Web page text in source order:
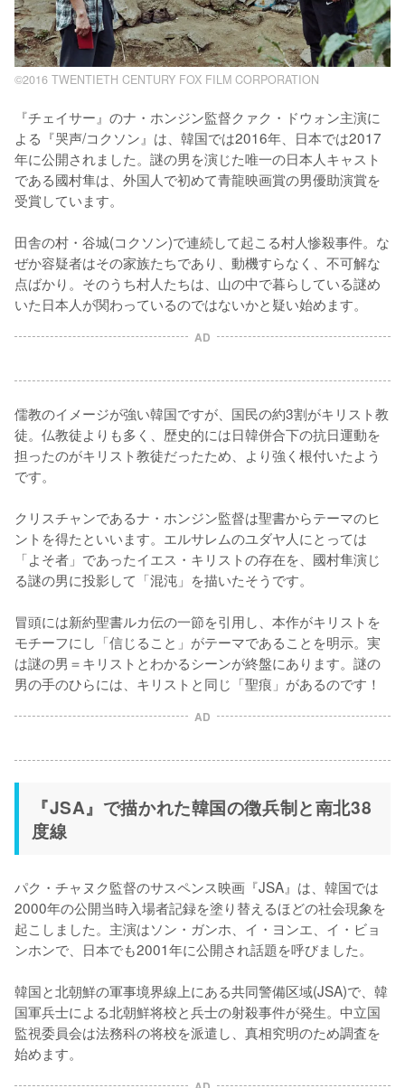
©2016 TWENTIETH CENTURY FOX FILM CORPORATION
『チェイサー』のナ・ホンジン監督クァク・ドウォン主演に
よる『哭声/コクソン』は、韓国では2016年、日本では2017
年に公開されました。謎の男を演じた唯一の日本人キャスト
である國村隼は、外国人で初めて青龍映画賞の男優助演賞を
受賞しています。
田舎の村・谷城(コクソン)で連続して起こる村人惨殺事件。な
ぜか容疑者はその家族たちであり、動機すらなく、不可解な
点ばかり。そのうち村人たちは、山の中で暮らしている謎め
いた日本人が関わっているのではないかと疑い始めます。
AD
儒教のイメージが強い韓国ですが、国民の約3割がキリスト教
徒。仏教徒よりも多く、歴史的には日韓併合下の抗日運動を
担ったのがキリスト教徒だったため、より強く根付いたよう
です。
クリスチャンであるナ・ホンジン監督は聖書からテーマのヒ
ントを得たといいます。エルサレムのユダヤ人にとっては
「よそ者」であったイエス・キリストの存在を、國村隼演じ
る謎の男に投影して「混沌」を描いたそうです。
冒頭には新約聖書ルカ伝の一節を引用し、本作がキリストを
モチーフにし「信じること」がテーマであることを明示。実
は謎の男＝キリストとわかるシーンが終盤にあります。謎の
男の手のひらには、キリストと同じ「聖痕」があるのです！
AD
『JSA』で描かれた韓国の徴兵制と南北38
度線
パク・チャヌク監督のサスペンス映画『JSA』は、韓国では
2000年の公開当時入場者記録を塗り替えるほどの社会現象を
起こしました。主演はソン・ガンホ、イ・ヨンエ、イ・ビョ
ンホンで、日本でも2001年に公開され話題を呼びました。
韓国と北朝鮮の軍事境界線上にある共同警備区域(JSA)で、韓
国軍兵士による北朝鮮将校と兵士の射殺事件が発生。中立国
監視委員会は法務科の将校を派遣し、真相究明のため調査を
始めます。